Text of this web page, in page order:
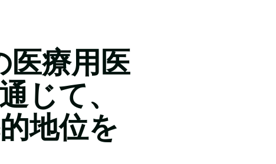
医療用医
じて、
地位を